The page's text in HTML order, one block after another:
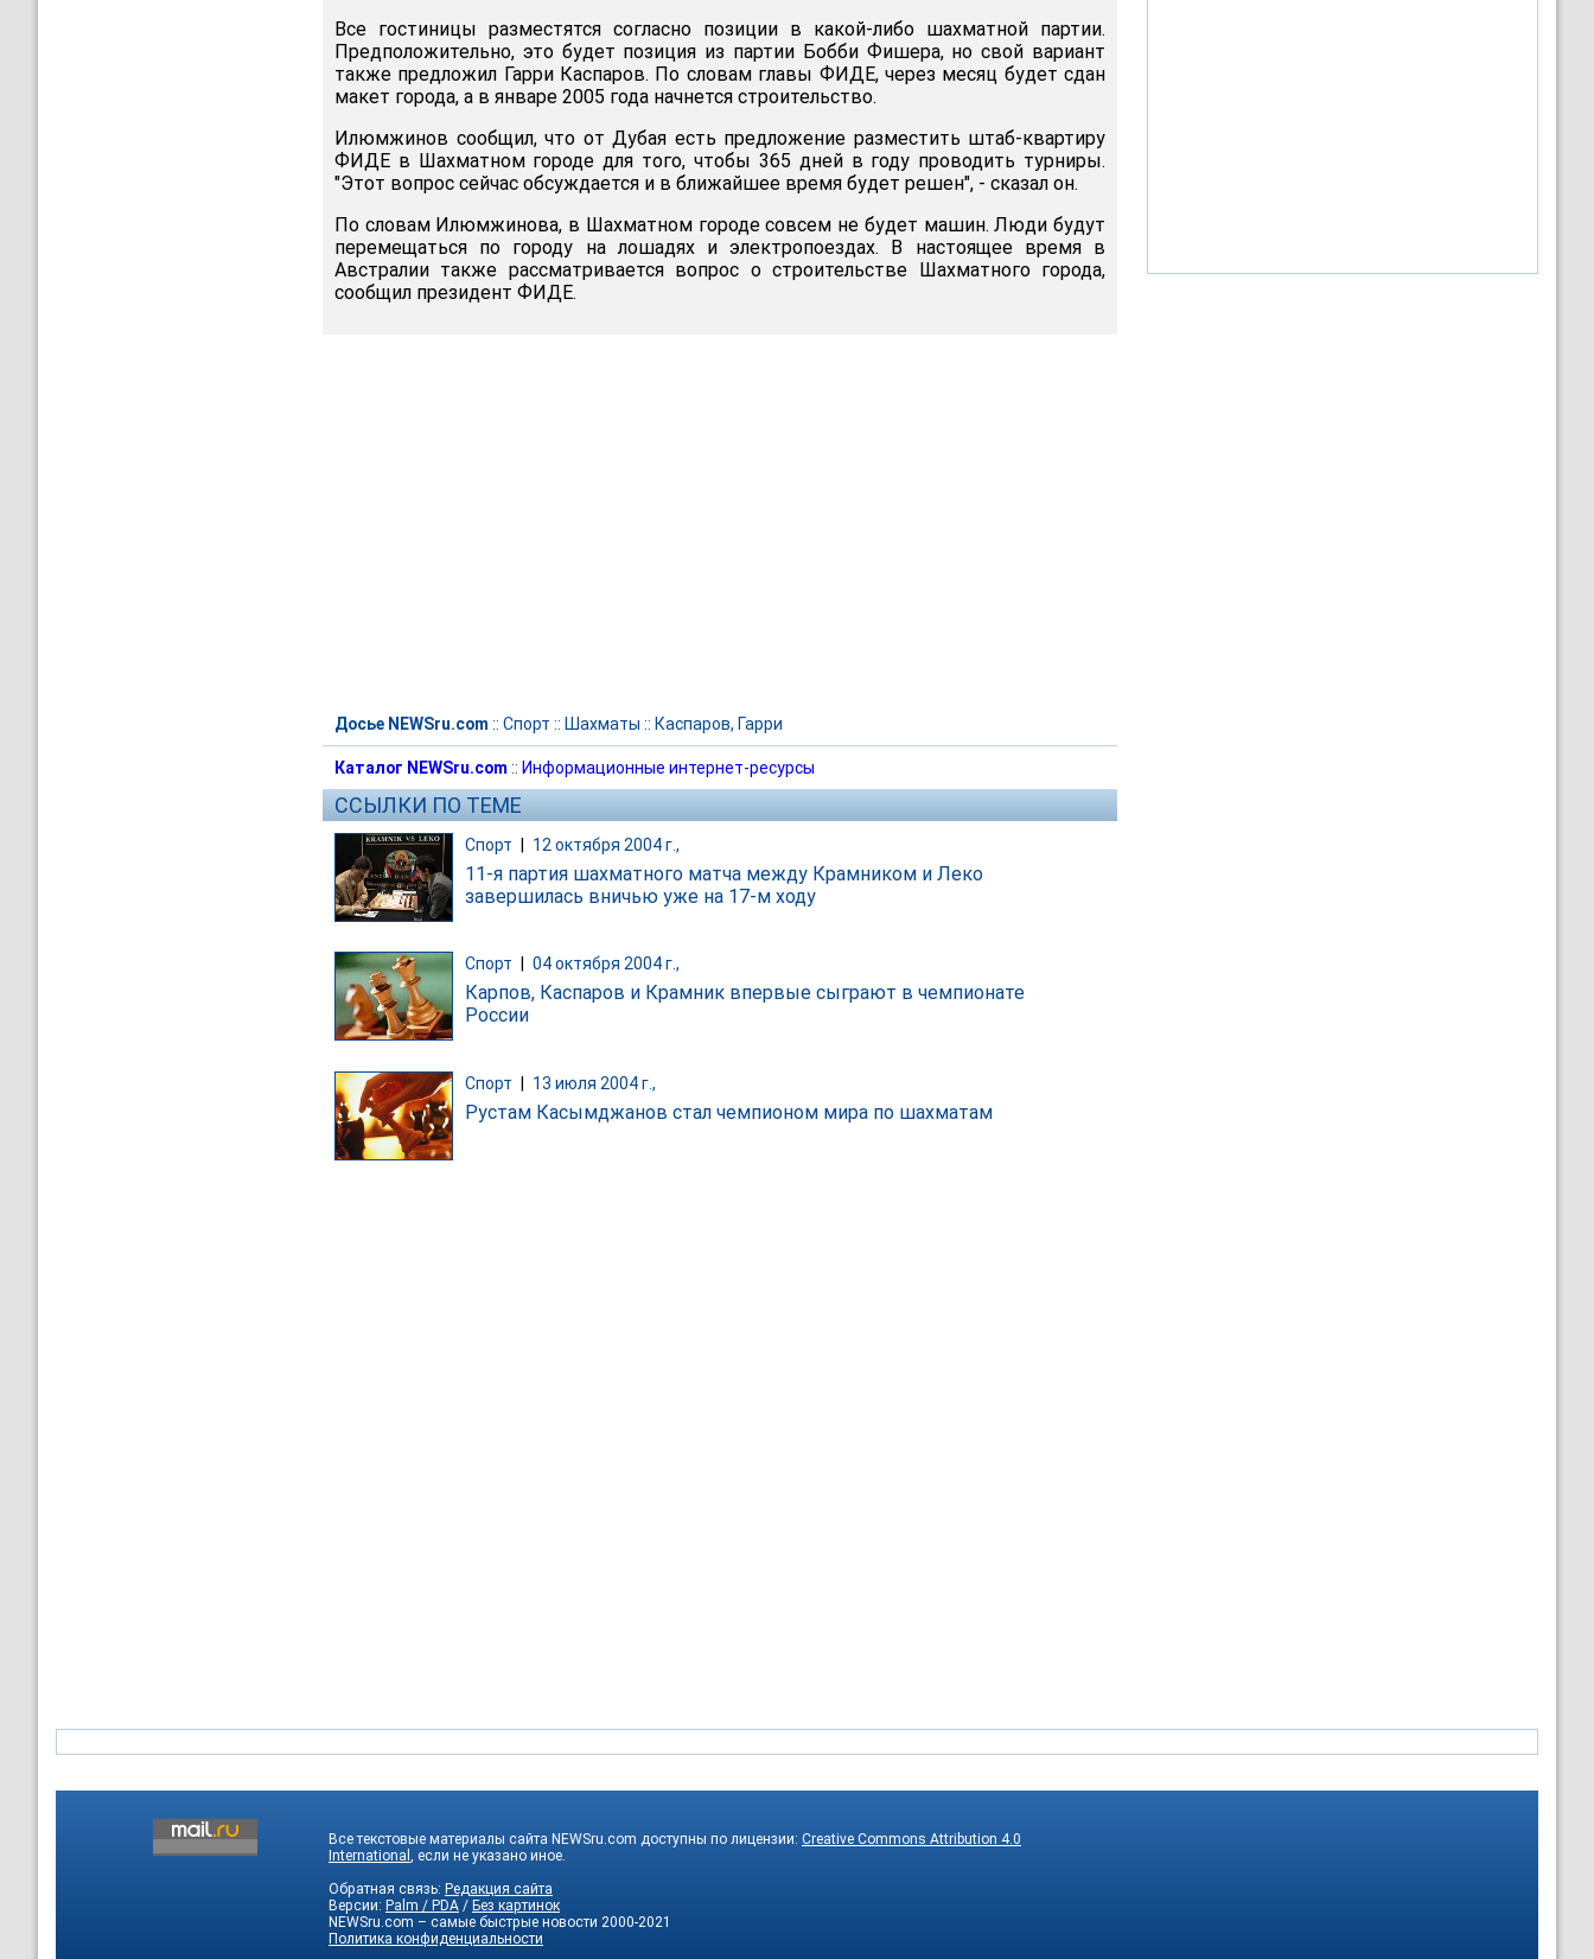
Все гостиницы разместятся согласно позиции в какой-либо шахматной партии.
Предположительно, это будет позиция из партии Бобби Фишера, но свой вариант
также предложил Гарри Каспаров. По словам главы ФИДЕ, через месяц будет сдан
макет города, а в январе 2005 года начнется строительство.
Илюмжинов сообщил, что от Дубая есть предложение разместить штаб-квартиру
ФИДЕ в Шахматном городе для того, чтобы 365 дней в году проводить турниры.
"Этот вопрос сейчас обсуждается и в ближайшее время будет решен", - сказал он.
По словам Илюмжинова, в Шахматном городе совсем не будет машин. Люди будут
перемещаться по городу на лошадях и электропоездах. В настоящее время в
Австралии также рассматривается вопрос о строительстве Шахматного города,
сообщил президент ФИДЕ.
Досье NEWSru.com :: Спорт :: Шахматы :: Каспаров, Гарри
Каталог NEWSru.com :: Информационные интернет-ресурсы
ССЫЛКИ ПО ТЕМЕ
Спорт 12 октября 2004 г.,
11-я партия шахматного матча между Крамником и Леко
завершилась вничью уже на 17-м ходу
Спорт 04 октября 2004 г.,
Карпов, Каспаров и Крамник впервые сыграют в чемпионате
России
Спорт | 13 июля 2004 г.,
Рустам Касымджанов стал чемпионом мира по шахматам
Все текстовые материалы сайта NEWSru.com доступны по лицензии: Creative Commons Attribution 4.0
International
, если не указано иное.
Обратная связь: Редакция сайта
Версии: Palm / PDA / Без картинок
NEWSru.com – самые быстрые новости 2000-2021
Политика конфиденциальности